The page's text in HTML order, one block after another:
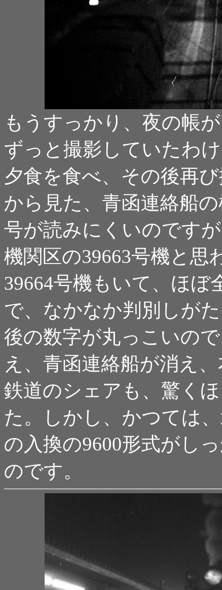
もうすっかり、夜の帳
ずっと撮影していたわ
夕食を食べ、その後再
から見た、青函連絡船
号が読みにくいのです
機関区の39663号機と思
39664号機もいて、ほ
で、なかなか判別しが
後の数字が丸っこいの
え、青函連絡船が消え
鉄道のシェアも、驚く
た。しかし、かつては
の入換の9600形式がし
のです。